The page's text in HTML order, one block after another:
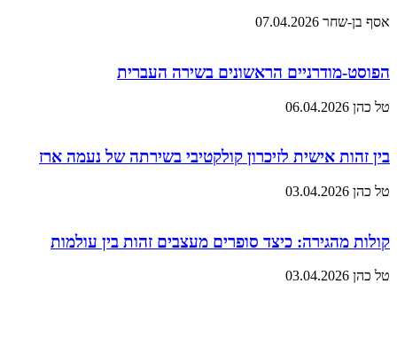
אסף בן-שחר 07.04.2026
הפוסט-מודרניים הראשונים בשירה העברית
טל כהן 06.04.2026
בין זהות אישית לזיכרון קולקטיבי בשירתה של נעמה ארז
טל כהן 03.04.2026
קולות מהגירה: כיצד סופרים מעצבים זהות בין עולמות
טל כהן 03.04.2026